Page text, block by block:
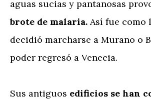
aguas sucias y pantanosas
brote de malaria. Así fue como
decidió marcharse a Murano o
poder regresó a Venecia.
Sus antiguos edificios se han